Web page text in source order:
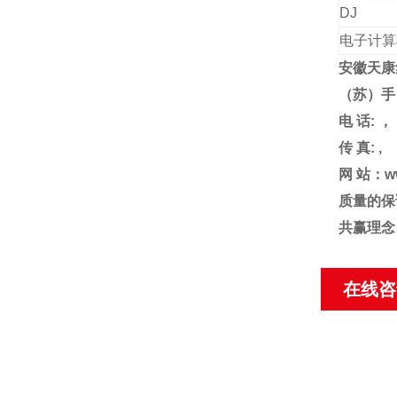
DJ
电子计
安徽天
（苏）手
电 话:
，
传 真: ,
网 站：
质量的
共赢理
在线